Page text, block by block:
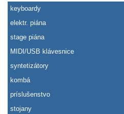
keyboardy
elektr. piána
stage piána
MIDI/USB klávesnice
syntetizátory
kombá
príslušenstvo
stojany